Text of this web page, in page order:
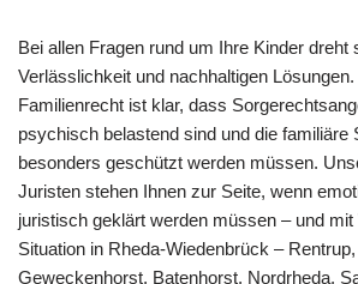
Bei allen Fragen rund um Ihre Kinder dreht
Verlässlichkeit und nachhaltigen
Familienrecht ist klar, dass
psychisch belastend sind und die familiäre
besonders geschützt werden müssen.
Juristen stehen Ihnen zur Seite, wenn
juristisch geklärt werden müssen – und
Situation in Rheda-Wiedenbrück – Rentrup,
Geweckenhorst, Batenhorst, Nordrheda,